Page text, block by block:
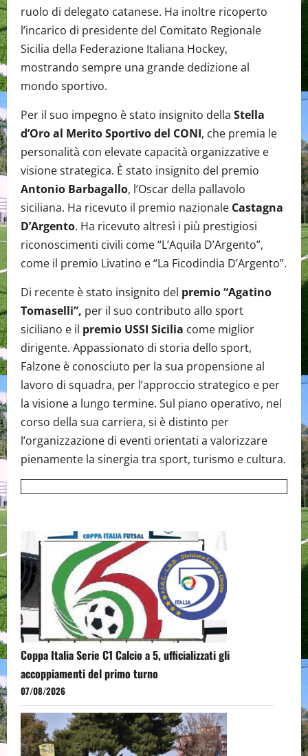
ruolo di delegato catanese. Ha inoltre ricoperto
l’incarico di presidente del Comitato Regionale
Sicilia della Federazione Italiana Hockey,
mostrando sempre una grande dedizione al
mondo sportivo.
Per il suo impegno è stato insignito della Stella
d’Oro al Merito Sportivo del CONI, che premia le
personalità con elevate capacità organizzative e
visione strategica. È stato insignito del premio
Antonio Barbagallo, l’Oscar della pallavolo
siciliana. Ha ricevuto il premio nazionale Castagna
D’Argento. Ha ricevuto altresì i più prestigiosi
riconoscimenti civili come “L’Aquila D’Argento”,
come il premio Livatino e “La Ficodindia D’Argento”.
Di recente è stato insignito del premio “Agatino
Tomaselli”, per il suo contributo allo sport
siciliano e il premio USSI Sicilia come miglior
dirigente. Appassionato di storia dello sport,
Falzone è conosciuto per la sua propensione al
lavoro di squadra, per l’approccio strategico e per
la visione a lungo termine. Sul piano operativo, nel
corso della sua carriera, si è distinto per
l’organizzazione di eventi orientati a valorizzare
pienamente la sinergia tra sport, turismo e cultura.
Coppa Italia Serie C1 Calcio a 5, ufficializzati gli
accoppiamenti del primo turno
07/08/2026